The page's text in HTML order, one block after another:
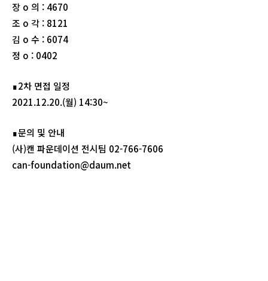
장 o 의 : 4670
조 o 각 : 8121
김 o 수 : 6074
정 o : 0402
∎2차 면접 일정
2021.12.20.(월) 14:30~
∎문의 및 안내
(사)캔 파운데이션 전시팀 02-766-7606
can-foundation@daum.net